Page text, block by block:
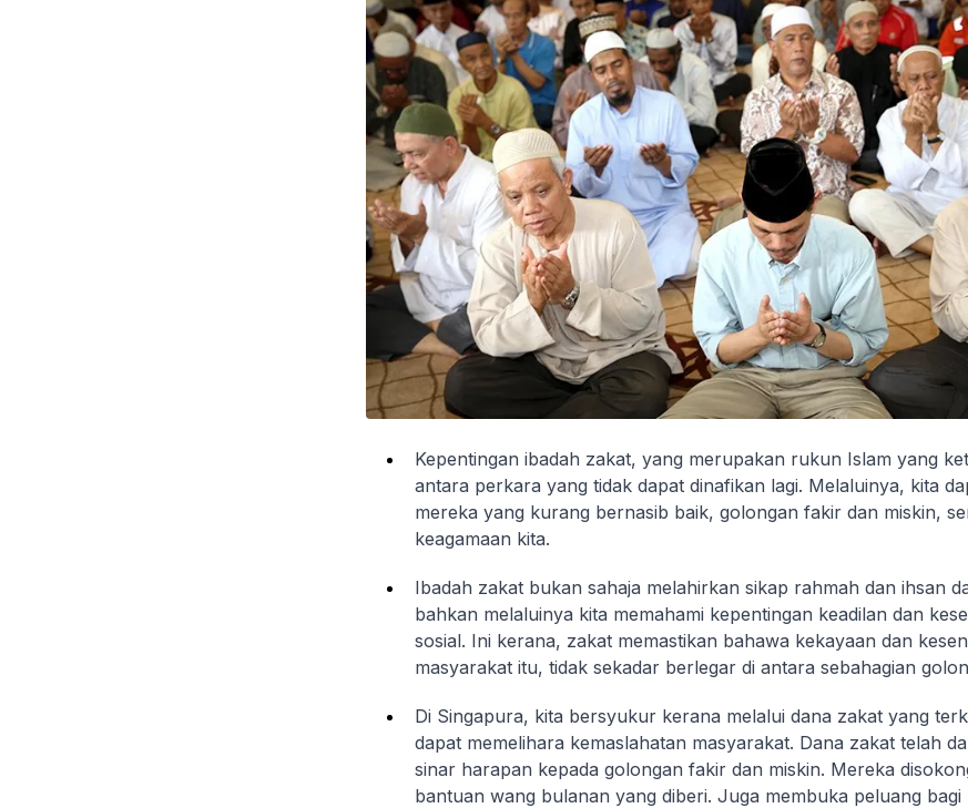
Kepentingan ibadah zakat, yang merupakan rukun Islam yang
antara perkara yang tidak dapat dinafikan lagi. Melaluinya, kita
mereka yang kurang bernasib baik, golongan fakir dan miskin,
keagamaan kita.
Ibadah zakat bukan sahaja melahirkan sikap rahmah dan ihsan
bahkan melaluinya kita memahami kepentingan keadilan dan
sosial. Ini kerana, zakat memastikan bahawa kekayaan dan
masyarakat itu, tidak sekadar berlegar di antara sebahagian
Di Singapura, kita bersyukur kerana melalui dana zakat yang
dapat memelihara kemaslahatan masyarakat. Dana zakat telah
sinar harapan kepada golongan fakir dan miskin. Mereka
bantuan wang bulanan yang diberi. Juga membuka peluang bagi